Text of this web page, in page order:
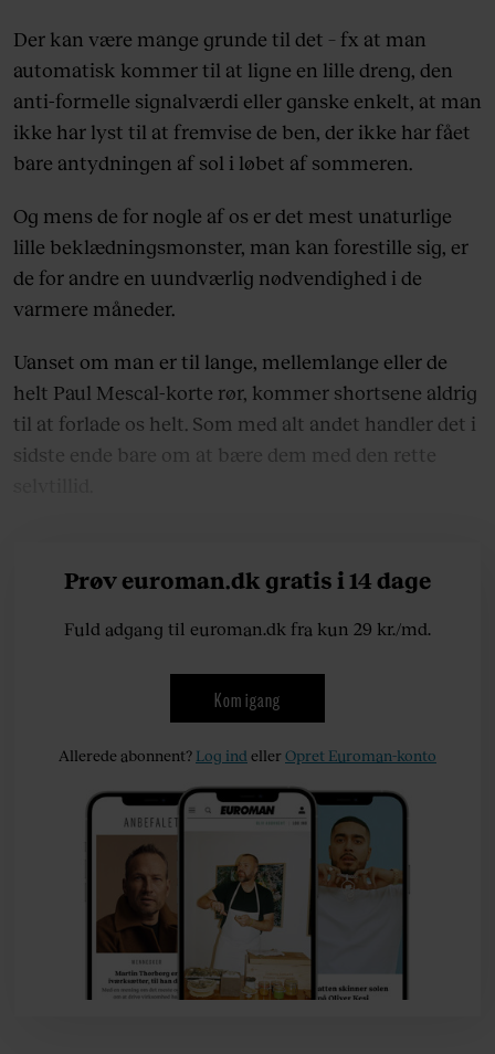
Der kan være mange grunde til det – fx at man
automatisk kommer til at ligne en lille dreng, den
anti-formelle signalværdi eller ganske enkelt, at man
ikke har lyst til at fremvise de ben, der ikke har fået
bare antydningen af sol i løbet af sommeren.
Og mens de for nogle af os er det mest unaturlige
lille beklædningsmonster, man kan forestille sig, er
de for andre en uundværlig nødvendighed i de
varmere måneder.
Uanset om man er til lange, mellemlange eller de
helt Paul Mescal-korte rør, kommer shortsene aldrig
til at forlade os helt. Som med alt andet handler det i
sidste ende bare om at bære dem med den rette
Prøv euroman.dk gratis i 14 dage
Fuld adgang til euroman.dk fra kun 29 kr./md.
Kom igang
Allerede abonnent? Log ind ellerOpret Euroman-konto